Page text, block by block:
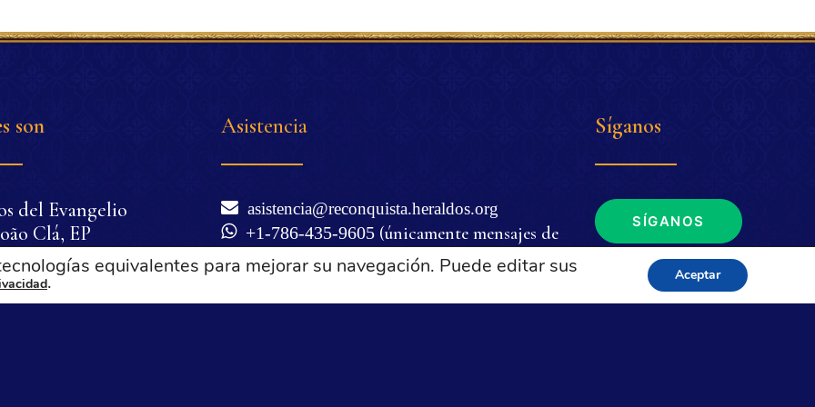
son
del Evangelio
Clá, EP
Corrêa de Oliveira
Corrêa de
Asistencia
asistencia@reconquista.heraldos.org
+1-786-435-9605 (únicamente mensajes de
WhatsApp)
Síganos
SÍGANOS
equivalentes para mejorar su navegación. Puede editar sus
. Aceptar